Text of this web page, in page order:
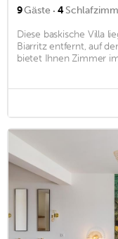
9Gäste · 4
Diese baskische Villa
Biarritz entfernt, auf
bietet Ihnen Zimmer